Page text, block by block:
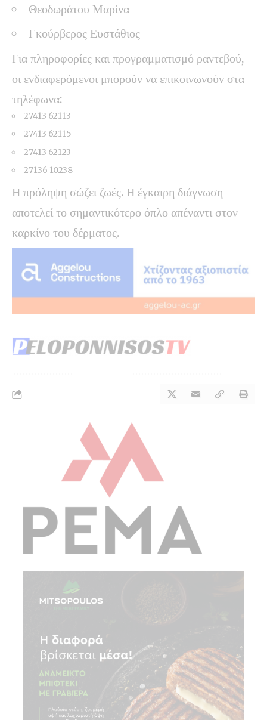
Θεοδωράτου Μαρίνα
Γκούρβερος Ευστάθιος
Για πληροφορίες και προγραμματισμό ραντεβού,
οι ενδιαφερόμενοι μπορούν να επικοινωνούν στα
τηλέφωνα:
27413 62113
27413 62115
27413 62123
27136 10238
Η πρόληψη σώζει ζωές. Η έγκαιρη διάγνωση
αποτελεί το σημαντικότερο όπλο απέναντι στον
καρκίνο του δέρματος.